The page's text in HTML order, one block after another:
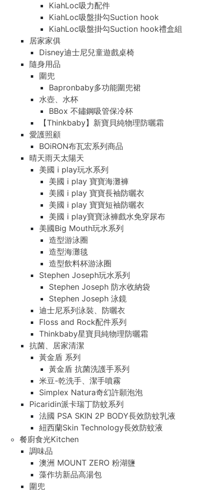
KiahLoc吸力配件
KiahLoc吸盤掛勾Suction hook
KiahLoc吸盤掛勾Suction hook禮盒組
居家家俱
Disney迪士尼兒童遊戲桌椅
隨身用品
圍兜
Bapronbaby多功能圍兜裙
水壺、水杯
BBox 不鏽鋼吸管保冷杯
【Thinkbaby】新寶貝純物理防曬霜
愛護照顧
BOiRON布瓦宏系列商品
晴天雨天太陽天
美國 i play玩水系列
美國 i play 寶寶海灘褲
美國 i play 寶寶長袖防曬衣
美國 i play 寶寶短袖防曬衣
美國 i play寶寶泳褲戲水免穿尿布
美國Big Mouth玩水系列
造型游泳圈
造型海灘毯
造型飲料杯游泳圈
Stephen Joseph玩水系列
Stephen Joseph 防水收納袋
Stephen Joseph 泳鏡
迪士尼系列泳裝、防曬衣
Floss and Rock配件系列
Thinkbaby星寶貝純物理防曬霜
抗菌、居家清潔
黃金盾 系列
黃金盾 抗菌洗護手系列
米豆-乾洗手、潔手噴霧
Simplex Natura奇幻許願泡泡
Picaridin派卡瑞丁防蚊系列
法國 PSA SKIN 2P BODY長效防蚊乳液
紐西蘭Skin Technology長效防蚊液
餐廚食光Kitchen
調味品
澳洲 MOUNT ZERO 粉湖鹽
藻作坊新品高湯包
圍兜